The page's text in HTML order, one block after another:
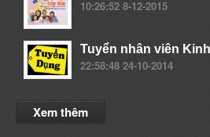
10:26:52 8-12-2015
Tuyển nhân viên
22:58:48 24-10-2014
Xem thêm